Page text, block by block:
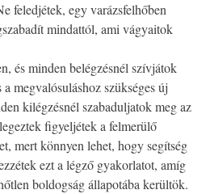
feledjétek, egy varázsfelhőben
mindattól, ami vágyaitok
és minden belégzésnél szívjátok
megvalósuláshoz szükséges új
kilégzésnél szabaduljatok meg az
figyeljétek a felmerülő
mert könnyen lehet, hogy segítség
ezt a légző gyakorlatot, amíg
boldogság állapotába kerültök.